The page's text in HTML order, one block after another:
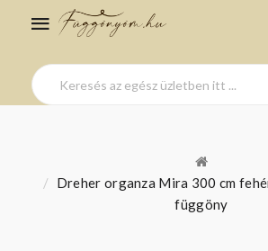
Dreher organza Mira 300 cm
függöny